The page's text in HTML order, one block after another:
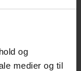
og
medier og til